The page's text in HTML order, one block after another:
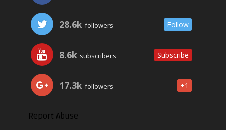
28.6k followers Follow
8.6k subscribers Subscribe
17.3k followers +1
Report Abuse